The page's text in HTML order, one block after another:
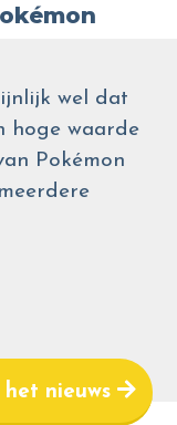
wel dat
hoge waarde
Pokémon
nieuws